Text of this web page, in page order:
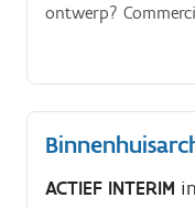
ontwerp?
ACTIEF INTERIM in